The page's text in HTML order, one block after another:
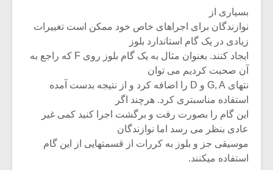
بسیاری از
نوازندگان برای اجراهای خاص خود ممکن است تغییرات
زیادی در یک گام استاندارد بلوز
ایجاد کنند. بعنوان مثال به یک گام بلوز روی F که راجع به
آن صحبت کردیم می توان
نتهای G, A و D را اضافه کرد و از نتیجه بدست آمده
استفاده مناسبتری کرد. هرچند اگر
این گام را بصورت رفت و برگشت اجرا کنید کمی غیر
عادی بنظر می رسد اما نوازندگان
موسیقی جز و بلوز به کررات از قسمتهایی از این گام
استفاده میکنند.